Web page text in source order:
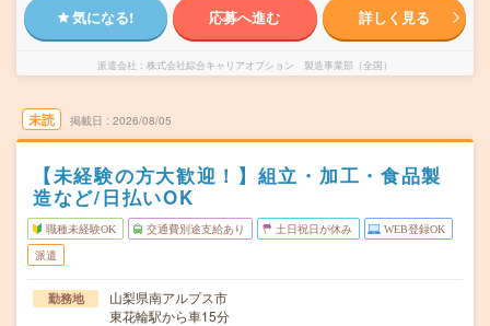
気になる! 応募へ進む 詳しく見る
派遣会社 株式会社綜合キャリアオプション 製造事業部（全国）
未読 掲載日 2026/08/05
【未経験の方大歓迎！】組立・加工・食品製
造など/日払いOK
職種未経験OK 交通費別途支給あり 土日祝日が休み WEB登録OK
派遣
勤務地
山梨県南アルプス市
東花輪駅から車15分